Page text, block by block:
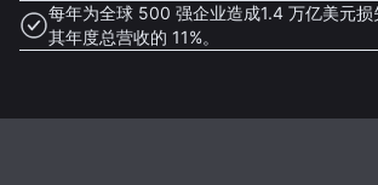
每年为全球 500 强企业造成1.4 万亿美元损
其年度总营收的 11%。